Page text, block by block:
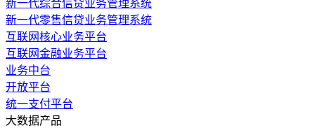
新一代综合信贷业务管理系统
新一代零售信贷业务管理系统
互联网核心业务平台
互联网金融业务平台
业务中台
开放平台
统一支付平台
大数据产品